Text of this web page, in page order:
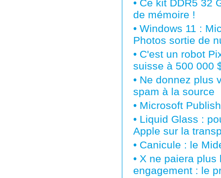
• Ce kit DDR5 32
de mémoire !
• Windows 11 :
Photos sortie de
• C'est un robot
suisse à 500 000
• Ne donnez plus
spam à la source
• Microsoft
• Liquid Glass :
Apple sur la
• Canicule : le
• X ne paiera plus
engagement : le